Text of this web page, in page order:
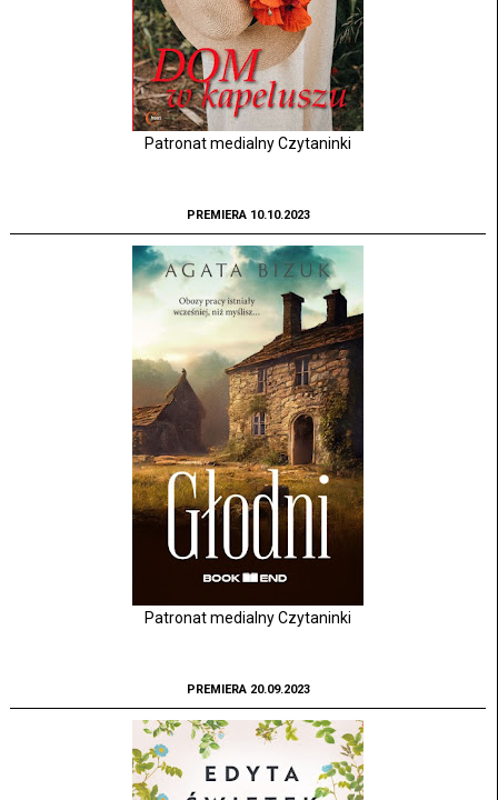
Patronat medialny Czytaninki
PREMIERA 10.10.2023
Patronat medialny Czytaninki
PREMIERA 20.09.2023